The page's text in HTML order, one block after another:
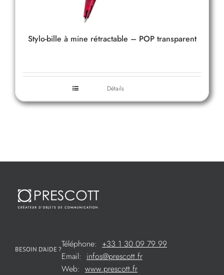
Stylo-bille à mine rétractable – POP transparent
Détails
BESOIN D’AIDE ?Téléphone: +33 1 30 09 79 99
Email: infos@prescott.fr
Web: www.prescott.fr